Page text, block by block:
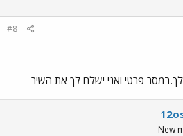
#8
פרטי ואני ישלח לך את השיר
New